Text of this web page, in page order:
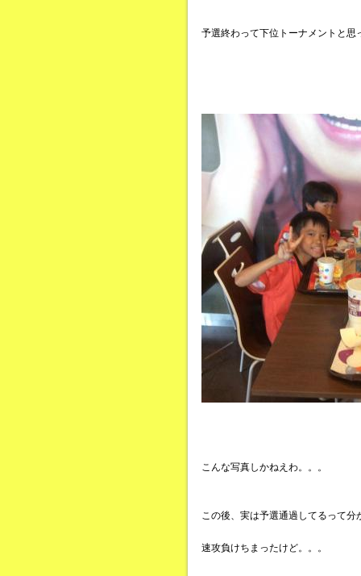
予選終わって下位トーナメントと
こんな写真しかねえわ。。。
この後、実は予選通過してるって
速攻負けちまったけど。。。